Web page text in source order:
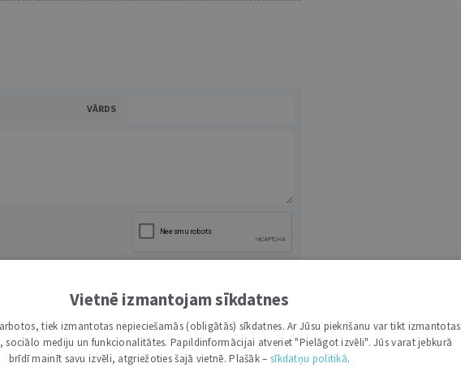
VĀRDS
Vietnē izmantojam sīkdatnes
tiek izmantotas nepieciešamās (obligātās) sīkdatnes. Ar Jūsu piekrišanu var tikt izmantotas
sociālo mediju un funkcionalitātes. Papildinformācijai atveriet "Pielāgot izvēli". Jūs varat jebkurā
brīdī mainīt savu izvēli, atgriežoties šajā vietnē. Plašāk – sīkdatņu politikā.